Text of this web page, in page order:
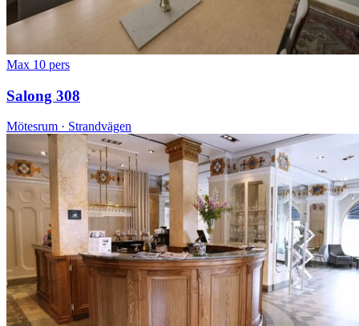
Max 10 pers
Salong 308
Mötesrum · Strandvägen